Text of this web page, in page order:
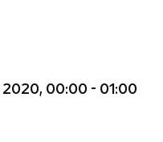
2020, 00:00 - 01:00